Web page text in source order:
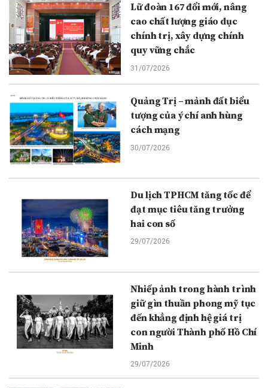
Lữ đoàn 167 đổi mới, nâng
cao chất lượng giáo dục
chính trị, xây dựng chính
quy vững chắc
31/07/2026
Quảng Trị – mảnh đất biểu
tượng của ý chí anh hùng
cách mạng
30/07/2026
Du lịch TPHCM tăng tốc để
đạt mục tiêu tăng trưởng
hai con số
29/07/2026
Nhiếp ảnh trong hành trình
giữ gìn thuần phong mỹ tục
đến khẳng định hệ giá trị
con người Thành phố Hồ Chí
Minh
29/07/2026